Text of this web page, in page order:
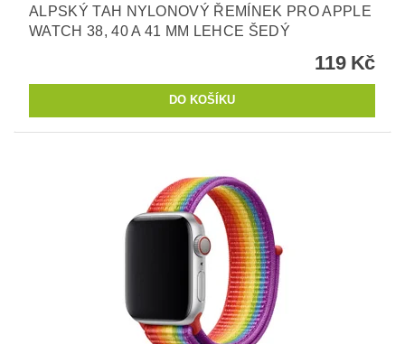
ALPSKÝ TAH NYLONOVÝ ŘEMÍNEK PRO APPLE
WATCH 38, 40 A 41 MM LEHCE ŠEDÝ
119 Kč